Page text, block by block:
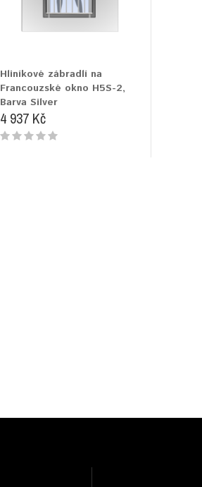
Hliníkové zábradlí na
Francouzské okno H5S-2,
Barva Silver
4 937 Kč